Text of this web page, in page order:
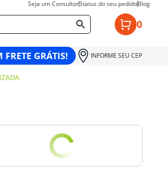
Seja um ConsultorStatus do seu pedidoBlog
0
FRETE GRÁTIS! INFORME SEU CEP